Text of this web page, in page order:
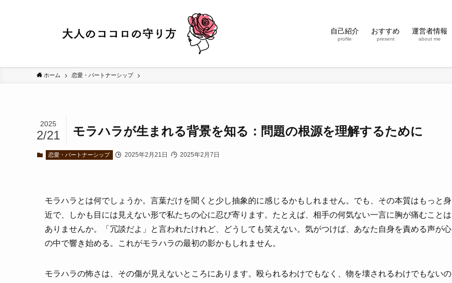
自己紹介
profile
おすすめ
present
運営者情報
about me
ホーム 恋愛・パートナーシップ
モラハラが生まれる背景を知る：問題の根源を理解するために
2025
2/21
恋愛・パートナーシップ 2025年2月21日 2025年2月7日
モラハラとは何でしょうか。言葉だけを聞くと少し抽象的に感じるかもしれません。でも、その本質はもっと身
近で、しかも目には見えない形で私たちの心に忍び寄ります。たとえば、相手の何気ない一言に胸が痛むことは
ありませんか。「冗談だよ」と言われたけれど、どうしても笑えない。気がつけば、あなた自身を責める声が心
の中で響き始める。これがモラハラの最初の影かもしれません。
モラハラの怖さは、その傷が見えないところにあります。殴られるわけでもなく、物を壊されるわけでもないの